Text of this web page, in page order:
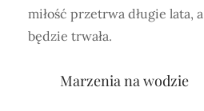
miłość przetrwa długie lata,
będzie trwała.
Marzenia na wodzie